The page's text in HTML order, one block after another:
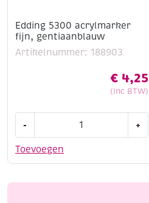
Edding 5300 acrylmarker
fijn, gentiaanblauw
Artikelnummer: 188903
€ 4,25
(Inc BTW)
Toevoegen
-
acrylmarker
aantal
+